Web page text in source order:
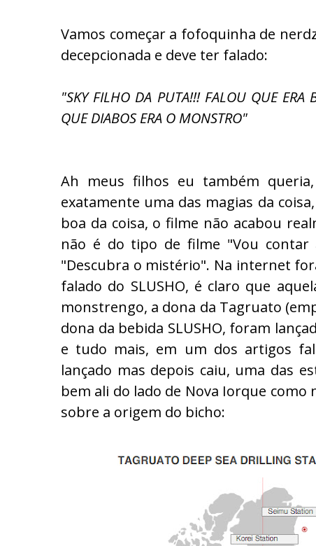
Vamos começar a fofoquinha de
decepcionada e deve ter falado:
"SKY FILHO DA PUTA!!! FALOU QUE ERA
QUE DIABOS ERA O MONSTRO"
Ah meus filhos eu também
exatamente uma das magias da
boa da coisa, o filme não acabou
não é do tipo de filme "Vou
"Descubra o mistério". Na internet
falado do SLUSHO, é claro que
monstrengo, a dona da Tagruato
dona da bebida SLUSHO, foram
e tudo mais, em um dos artigos
lançado mas depois caiu, uma das
bem ali do lado de Nova Iorque
sobre a origem do bicho: